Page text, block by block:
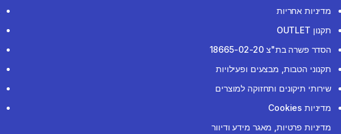
מדיניות אחריות
תקנון OUTLET
הסדר פשרה בת"צ 18665-02-20
תקנוני הטבות, מבצעים ופעילויות
שירותי תיקונים ותחזוקה למוצרים
מדיניות Cookies
מדיניות פרטיות, מאגר מידע ודיוור